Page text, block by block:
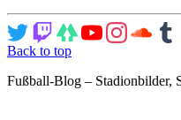
Back to top
Fußball-Blog – Stadionbilder,